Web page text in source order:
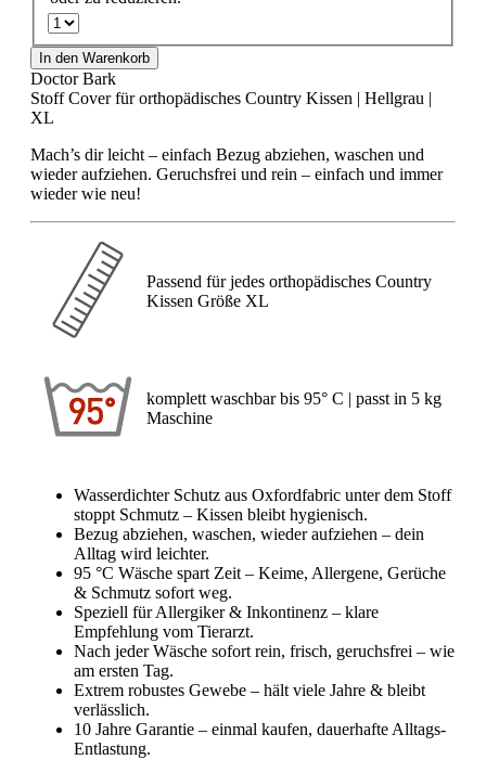
In den Warenkorb
Doctor Bark
Stoff Cover für orthopädisches Country Kissen | Hellgrau |
XL
Mach’s dir leicht – einfach Bezug abziehen, waschen und
wieder aufziehen. Geruchsfrei und rein – einfach und immer
wieder wie neu!
Passend für jedes orthopädisches Country
Kissen Größe XL
komplett waschbar bis 95° C | passt in 5 kg
Maschine
Wasserdichter Schutz aus Oxfordfabric unter dem Stoff
stoppt Schmutz – Kissen bleibt hygienisch.
Bezug abziehen, waschen, wieder aufziehen – dein
Alltag wird leichter.
95 °C Wäsche spart Zeit – Keime, Allergene, Gerüche
& Schmutz sofort weg.
Speziell für Allergiker & Inkontinenz – klare
Empfehlung vom Tierarzt.
Nach jeder Wäsche sofort rein, frisch, geruchsfrei – wie
am ersten Tag.
Extrem robustes Gewebe – hält viele Jahre & bleibt
verlässlich.
10 Jahre Garantie – einmal kaufen, dauerhafte Alltags-
Entlastung.